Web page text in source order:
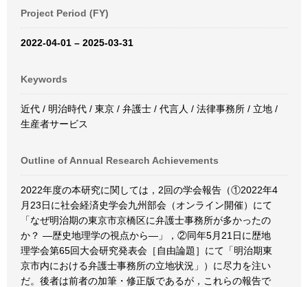
Project Period (FY)
2022-04-01 – 2025-03-31
Keywords
近代 / 明治時代 / 東京 / 弁護士 / 代言人 / 法律事務所 / 立地 /
生産者サービス
Outline of Annual Research Achievements
2022年度の本研究に関しては，2回の学会報告（①2022年4
月23日に社会経済史学会九州部会（オンライン開催）にて
「なぜ明治期の東京市京橋区に弁護士事務所が多かったの
か？ ―歴史地理学の視点から―」，②同年5月21日に歴地
理学会第65回大会研究発表会［自由論題］にて「明治期東
京市内における弁護士事務所の立地状況」）に尽力を注い
だ。後者は前者の加筆・修正版であるが，これらの報告で